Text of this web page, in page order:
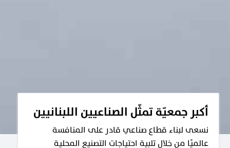
أكبر جمعيّة تمثّل الصناعيين اللبنانيين
نسعى لبناء قطاع صناعي قادر على المنافسة
عالميًا من خلال تلبية احتياجات التصنيع المحلية